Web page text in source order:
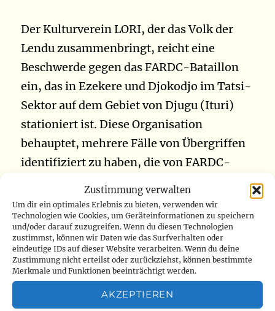
Zustimmung verwalten
Um dir ein optimales Erlebnis zu bieten, verwenden wir
Technologien wie Cookies, um Geräteinformationen zu speichern
und/oder darauf zuzugreifen. Wenn du diesen Technologien
zustimmst, können wir Daten wie das Surfverhalten oder
eindeutige IDs auf dieser Website verarbeiten. Wenn du deine
Zustimmung nicht erteilst oder zurückziehst, können bestimmte
Merkmale und Funktionen beeinträchtigt werden.
AKZEPTIEREN
Der Kulturverein LORI, der das Volk der
Lendu zusammenbringt, reicht eine
Beschwerde gegen das FARDC-Bataillon
ein, das in Ezekere und Djokodjo im Tatsi-
Sektor auf dem Gebiet von Djugu (Ituri)
stationiert ist. Diese Organisation
behauptet, mehrere Fälle von Übergriffen
identifiziert zu haben, die von FARDC-
November 2020 in Ezekere und Djokodjo
stationiert sind. Diese Organisation führt
unter anderem Fälle von Plünderungen
von kleinem und großem Vieh an; das
medizinische Zentrum des Ortes wurde
verwüstet und die Guthaben wurden